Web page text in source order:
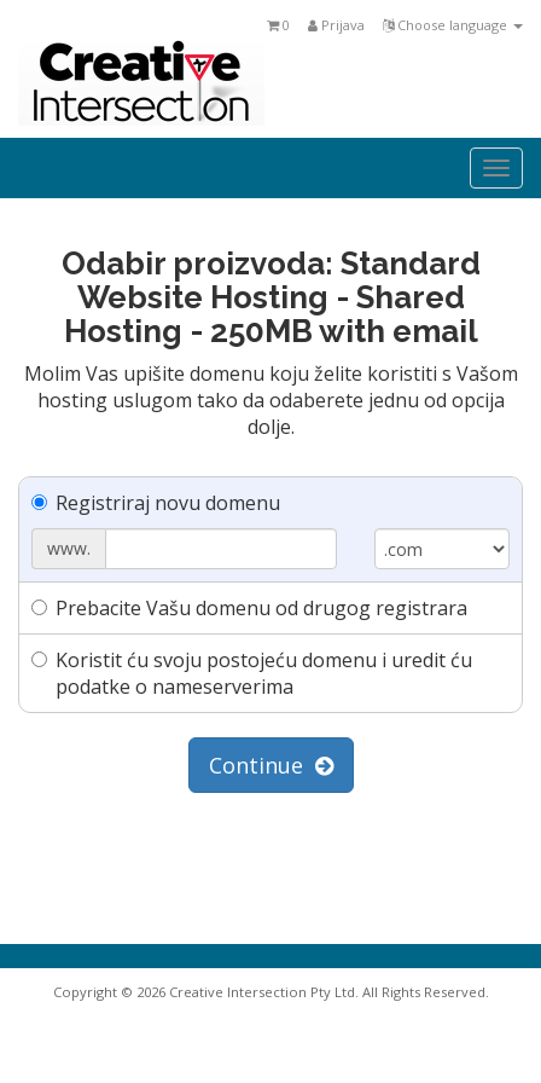
Choose language
Prijava
0
Odabir proizvoda: Standard
Website Hosting - Shared
Hosting - 250MB with email
Molim Vas upišite domenu koju želite koristiti s Vašom
hosting uslugom tako da odaberete jednu od opcija
dolje.
Registriraj novu domenu
www.
Prebacite Vašu domenu od drugog registrara
Koristit ću svoju postojeću domenu i uredit ću
podatke o nameserverima
Continue
Copyright © 2026 Creative Intersection Pty Ltd. All Rights Reserved.